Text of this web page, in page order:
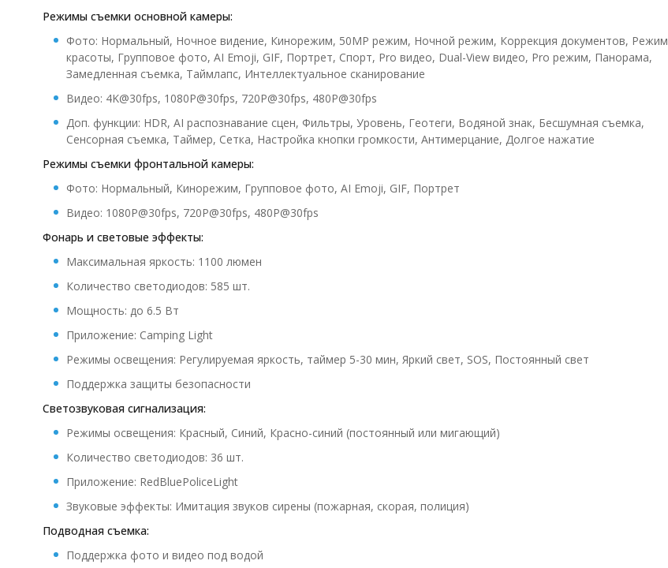
Режимы съемки основной камеры:
Фото: Нормальный, Ночное видение, Кинорежим, 50MP режим, Ночной режим, Коррекция документов, Режим
красоты, Групповое фото, AI Emoji, GIF, Портрет, Спорт, Pro видео, Dual-View видео, Pro режим, Панорама,
Замедленная съемка, Таймлапс, Интеллектуальное сканирование
Видео: 4K@30fps, 1080P@30fps, 720P@30fps, 480P@30fps
Доп. функции: HDR, AI распознавание сцен, Фильтры, Уровень, Геотеги, Водяной знак, Бесшумная съемка,
Сенсорная съемка, Таймер, Сетка, Настройка кнопки громкости, Антимерцание, Долгое нажатие
Режимы съемки фронтальной камеры:
Фото: Нормальный, Кинорежим, Групповое фото, AI Emoji, GIF, Портрет
Видео: 1080P@30fps, 720P@30fps, 480P@30fps
Фонарь и световые эффекты:
Максимальная яркость: 1100 люмен
Количество светодиодов: 585 шт.
Мощность: до 6.5 Вт
Приложение: Camping Light
Режимы освещения: Регулируемая яркость, таймер 5-30 мин, Яркий свет, SOS, Постоянный свет
Поддержка защиты безопасности
Светозвуковая сигнализация:
Режимы освещения: Красный, Синий, Красно-синий (постоянный или мигающий)
Количество светодиодов: 36 шт.
Приложение: RedBluePoliceLight
Звуковые эффекты: Имитация звуков сирены (пожарная, скорая, полиция)
Подводная съемка:
Поддержка фото и видео под водой